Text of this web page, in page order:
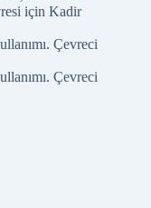
için Kadir
Çevreci
Çevreci